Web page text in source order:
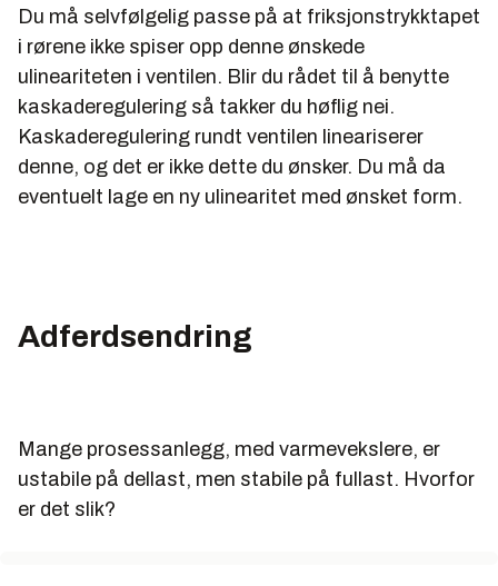
Du må selvfølgelig passe på at friksjonstrykktapet
i rørene ikke spiser opp denne ønskede
ulineariteten i ventilen. Blir du rådet til å benytte
kaskaderegulering så takker du høflig nei.
Kaskaderegulering rundt ventilen lineariserer
denne, og det er ikke dette du ønsker. Du må da
eventuelt lage en ny ulinearitet med ønsket form.
Adferdsendring
Mange prosessanlegg, med varmevekslere, er
ustabile på dellast, men stabile på fullast. Hvorfor
er det slik?